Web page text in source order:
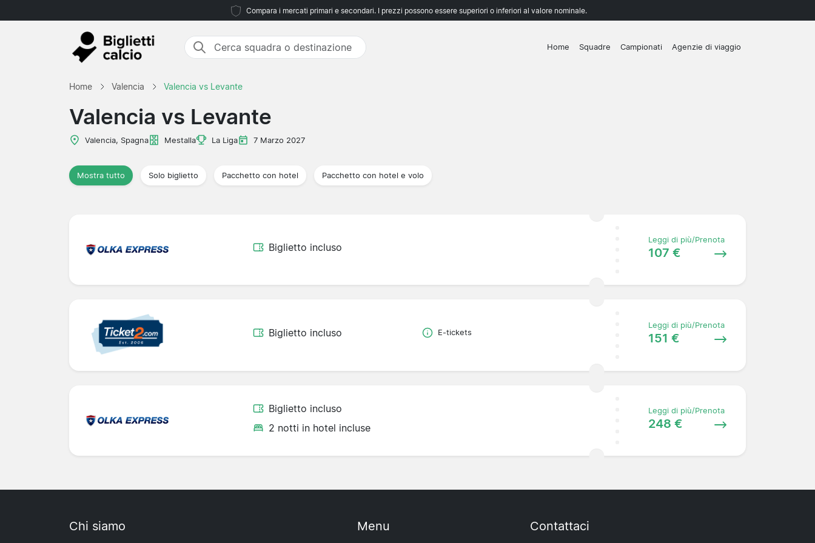
Compara i mercati primari e secondari. I prezzi possono essere superiori o inferiori al valore nominale.
Home Squadre Campionati Agenzie di viaggio
Home Valencia Valencia vs Levante
Valencia vs Levante
Valencia, Spagna Mestalla La Liga 7 Marzo 2027
Mostra tutto Solo biglietto Pacchetto con hotel Pacchetto con hotel e volo
Biglietto incluso
Leggi di più/Prenota
107 €
Biglietto incluso E-tickets
Leggi di più/Prenota
151 €
Biglietto incluso
2 notti in hotel incluse
Leggi di più/Prenota
248 €
Chi siamo Menu Contattaci